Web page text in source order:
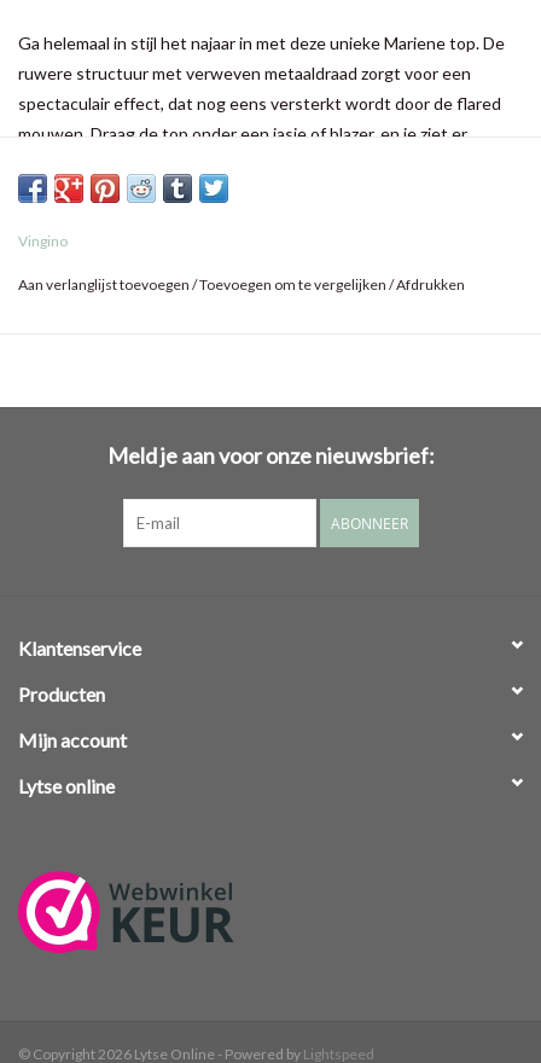
Ga helemaal in stijl het najaar in met deze unieke Mariene top. De
ruwere structuur met verweven metaaldraad zorgt voor een
spectaculair effect, dat nog eens versterkt wordt door de flared
mouwen. Draag de top onder een jasje of blazer, en je ziet er
Vingino
Aan verlanglijst toevoegen /Toevoegen om te vergelijken /Afdrukken
Meld je aan voor onze nieuwsbrief:
ABONNEER
Klantenservice
Producten
Mijn account
Lytse online
© Copyright 2026 Lytse Online - Powered by Lightspeed